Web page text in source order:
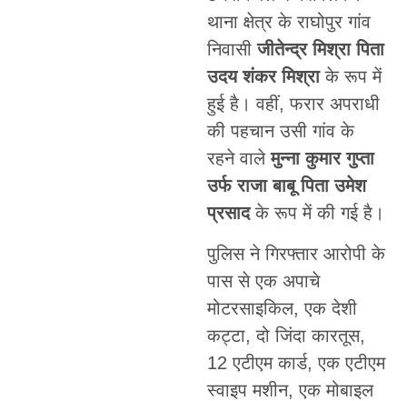
थाना क्षेत्र के राघोपुर गांव
निवासीजीतेन्द्र मिश्रा पिता
उदय शंकर मिश्राके रूप में
हुई है। वहीं, फरार अपराधी
की पहचान उसी गांव के
रहने वालेमुन्ना कुमार गुप्ता
उर्फ राजा बाबू पिता उमेश
प्रसादके रूप में की गई है।
पुलिस ने गिरफ्तार आरोपी के
पास से एक अपाचे
मोटरसाइकिल, एक देशी
कट्टा, दो जिंदा कारतूस,
12 एटीएम कार्ड, एक एटीएम
स्वाइप मशीन, एक मोबाइल